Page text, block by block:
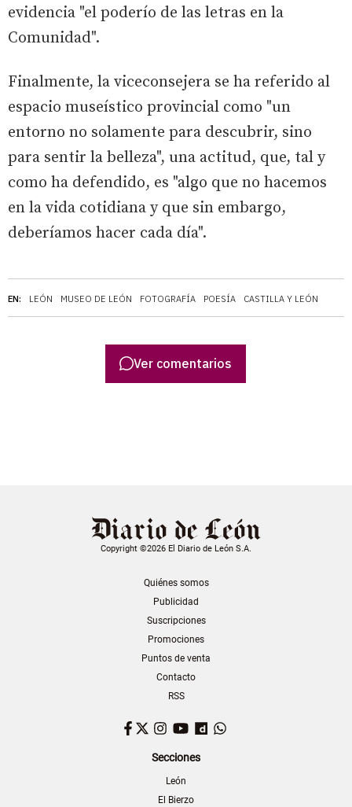
EN: LEÓN MUSEO DE LEÓN FOTOGRAFÍA POESÍA CASTILLA Y LEÓN
evidencia "el poderío de las letras en la
Comunidad".
Finalmente, la viceconsejera se ha referido al
espacio museístico provincial como "un
entorno no solamente para descubrir, sino
para sentir la belleza", una actitud, que, tal y
como ha defendido, es "algo que no hacemos
en la vida cotidiana y que sin embargo,
deberíamos hacer cada día".
Ver comentarios
Copyright ©2026 El Diario de León S.A.
Quiénes somos
Publicidad
Suscripciones
Promociones
Puntos de venta
Contacto
RSS
Facebook
TwitterInstagram
YouTubeDailymotion
Secciones
León
El Bierzo